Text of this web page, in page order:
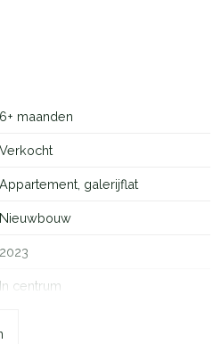
6+ maanden
Verkocht
Appartement, galerijflat
Nieuwbouw
2023
In centrum